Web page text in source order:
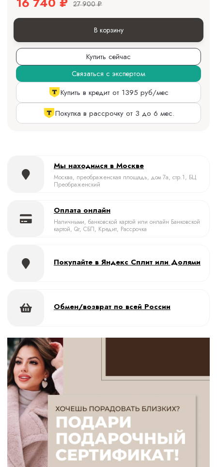
27 900 ₽
В корзину
Купить сейчас
Связаться с экспертом
Купить в кредит от 1395 руб/мес
Покупка в рассрочку от 3 до 6 мес.
Мы находимся в Москве
Москва, преображенская площадь, дом 7а, стр.1, БЦ
Преображенский
Оплата онлайн
Наличными, банковской картой или онлайн Банковской
картой, Qr, СБП, Кредит, Рассрочка
Покупайте в Яндекс Сплит или Долями
Обмен/возврат по всей России